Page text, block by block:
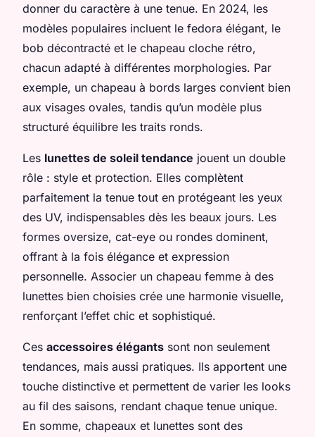
donner du caractère à une tenue. En 2024, les
modèles populaires incluent le fedora élégant, le
bob décontracté et le chapeau cloche rétro,
chacun adapté à différentes morphologies. Par
exemple, un chapeau à bords larges convient bien
aux visages ovales, tandis qu’un modèle plus
structuré équilibre les traits ronds.
Les lunettes de soleil tendance jouent un double
rôle : style et protection. Elles complètent
parfaitement la tenue tout en protégeant les yeux
des UV, indispensables dès les beaux jours. Les
formes oversize, cat-eye ou rondes dominent,
offrant à la fois élégance et expression
personnelle. Associer un chapeau femme à des
lunettes bien choisies crée une harmonie visuelle,
renforçant l’effet chic et sophistiqué.
Ces accessoires élégants sont non seulement
tendances, mais aussi pratiques. Ils apportent une
touche distinctive et permettent de varier les looks
au fil des saisons, rendant chaque tenue unique.
En somme, chapeaux et lunettes sont des